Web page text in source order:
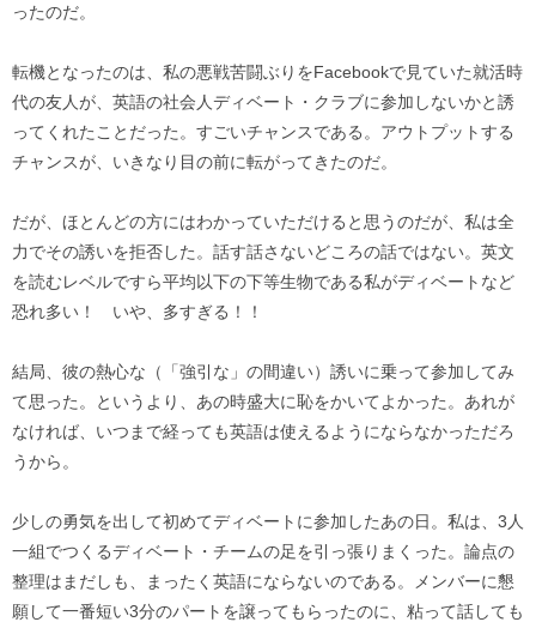
ったのだ。
転機となったのは、私の悪戦苦闘ぶりをFacebookで見ていた就活時
代の友人が、英語の社会人ディベート・クラブに参加しないかと誘
ってくれたことだった。すごいチャンスである。アウトプットする
チャンスが、いきなり目の前に転がってきたのだ。
だが、ほとんどの方にはわかっていただけると思うのだが、私は全
力でその誘いを拒否した。話す話さないどころの話ではない。英文
を読むレベルですら平均以下の下等生物である私がディベートなど
恐れ多い！ いや、多すぎる！！
結局、彼の熱心な（「強引な」の間違い）誘いに乗って参加してみ
て思った。というより、あの時盛大に恥をかいてよかった。あれが
なければ、いつまで経っても英語は使えるようにならなかっただろ
うから。
少しの勇気を出して初めてディベートに参加したあの日。私は、3人
一組でつくるディベート・チームの足を引っ張りまくった。論点の
整理はまだしも、まったく英語にならないのである。メンバーに懇
願して一番短い3分のパートを譲ってもらったのに、粘って話しても